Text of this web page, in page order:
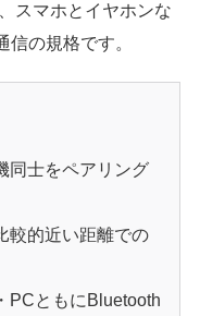
スマホとイヤホンな
の規格です。
同士をペアリング
較的近い距離での
PCともにBluetooth